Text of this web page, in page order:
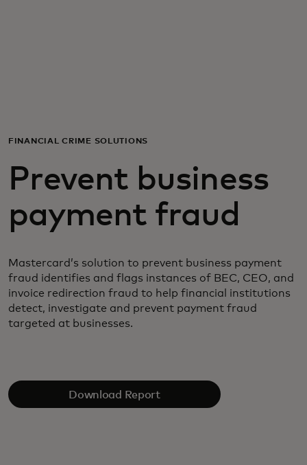
Новости и тренды
FINANCIAL CRIME SOLUTIONS
Prevent business
payment fraud
Mastercard’s solution to prevent business payment
fraud identifies and flags instances of BEC, CEO, and
invoice redirection fraud to help financial institutions
detect, investigate and prevent payment fraud
targeted at businesses.
Download Report